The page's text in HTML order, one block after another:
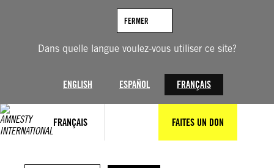
Dans quelle langue voulez-vous utiliser ce site?
ENGLISH ESPAÑOL FRANÇAIS
FERMER
FRANÇAIS FAITES UN DON